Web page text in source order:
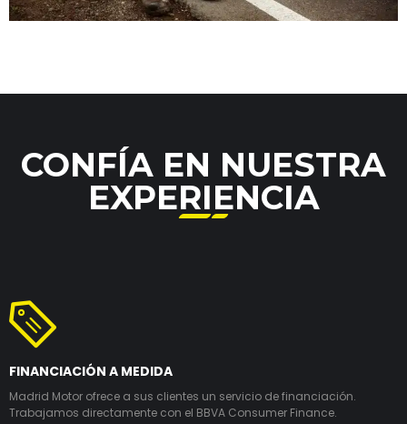
CONFÍA EN NUESTRA
EXPERIENCIA
FINANCIACIÓN A MEDIDA
Madrid Motor ofrece a sus clientes un servicio de financiación.
Trabajamos directamente con el BBVA Consumer Finance.